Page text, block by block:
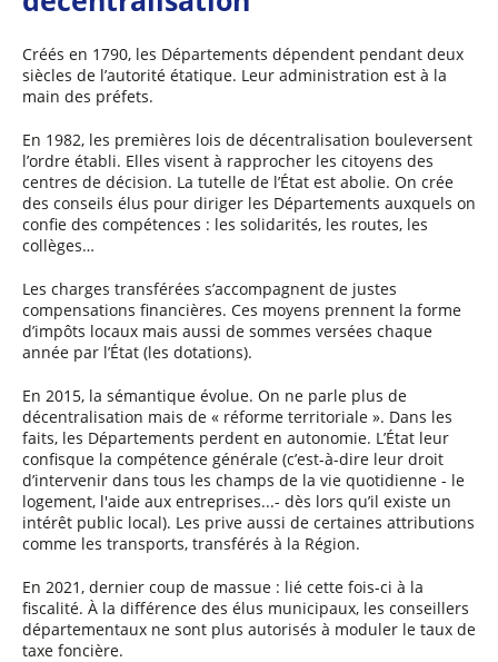
Créés en 1790, les Départements dépendent pendant deux
siècles de l’autorité étatique. Leur administration est à la
main des préfets.
En 1982, les premières lois de décentralisation bouleversent
l’ordre établi. Elles visent à rapprocher les citoyens des
centres de décision. La tutelle de l’État est abolie. On crée
des conseils élus pour diriger les Départements auxquels on
confie des compétences : les solidarités, les routes, les
collèges…
Les charges transférées s’accompagnent de justes
compensations financières. Ces moyens prennent la forme
d’impôts locaux mais aussi de sommes versées chaque
année par l’État (les dotations).
En 2015, la sémantique évolue. On ne parle plus de
décentralisation mais de « réforme territoriale ». Dans les
faits, les Départements perdent en autonomie. L’État leur
confisque la compétence générale (c’est-à-dire leur droit
d’intervenir dans tous les champs de la vie quotidienne - le
logement, l'aide aux entreprises...- dès lors qu’il existe un
intérêt public local). Les prive aussi de certaines attributions
comme les transports, transférés à la Région.
En 2021, dernier coup de massue : lié cette fois-ci à la
fiscalité. À la différence des élus municipaux, les conseillers
départementaux ne sont plus autorisés à moduler le taux de
taxe foncière.